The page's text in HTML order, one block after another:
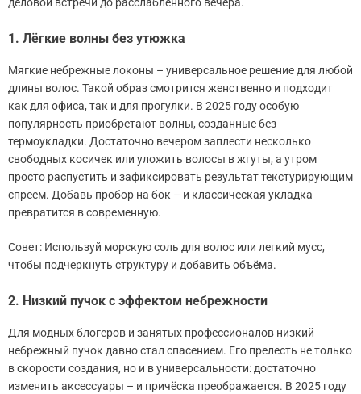
деловой встречи до расслабленного вечера.
1. Лёгкие волны без утюжка
Мягкие небрежные локоны – универсальное решение для любой
длины волос. Такой образ смотрится женственно и подходит
как для офиса, так и для прогулки. В 2025 году особую
популярность приобретают волны, созданные без
термоукладки. Достаточно вечером заплести несколько
свободных косичек или уложить волосы в жгуты, а утром
просто распустить и зафиксировать результат текстурирующим
спреем. Добавь пробор на бок – и классическая укладка
превратится в современную.
Совет: Используй морскую соль для волос или легкий мусс,
чтобы подчеркнуть структуру и добавить объёма.
2. Низкий пучок с эффектом небрежности
Для модных блогеров и занятых профессионалов низкий
небрежный пучок давно стал спасением. Его прелесть не только
в скорости создания, но и в универсальности: достаточно
изменить аксессуары – и причёска преображается. В 2025 году